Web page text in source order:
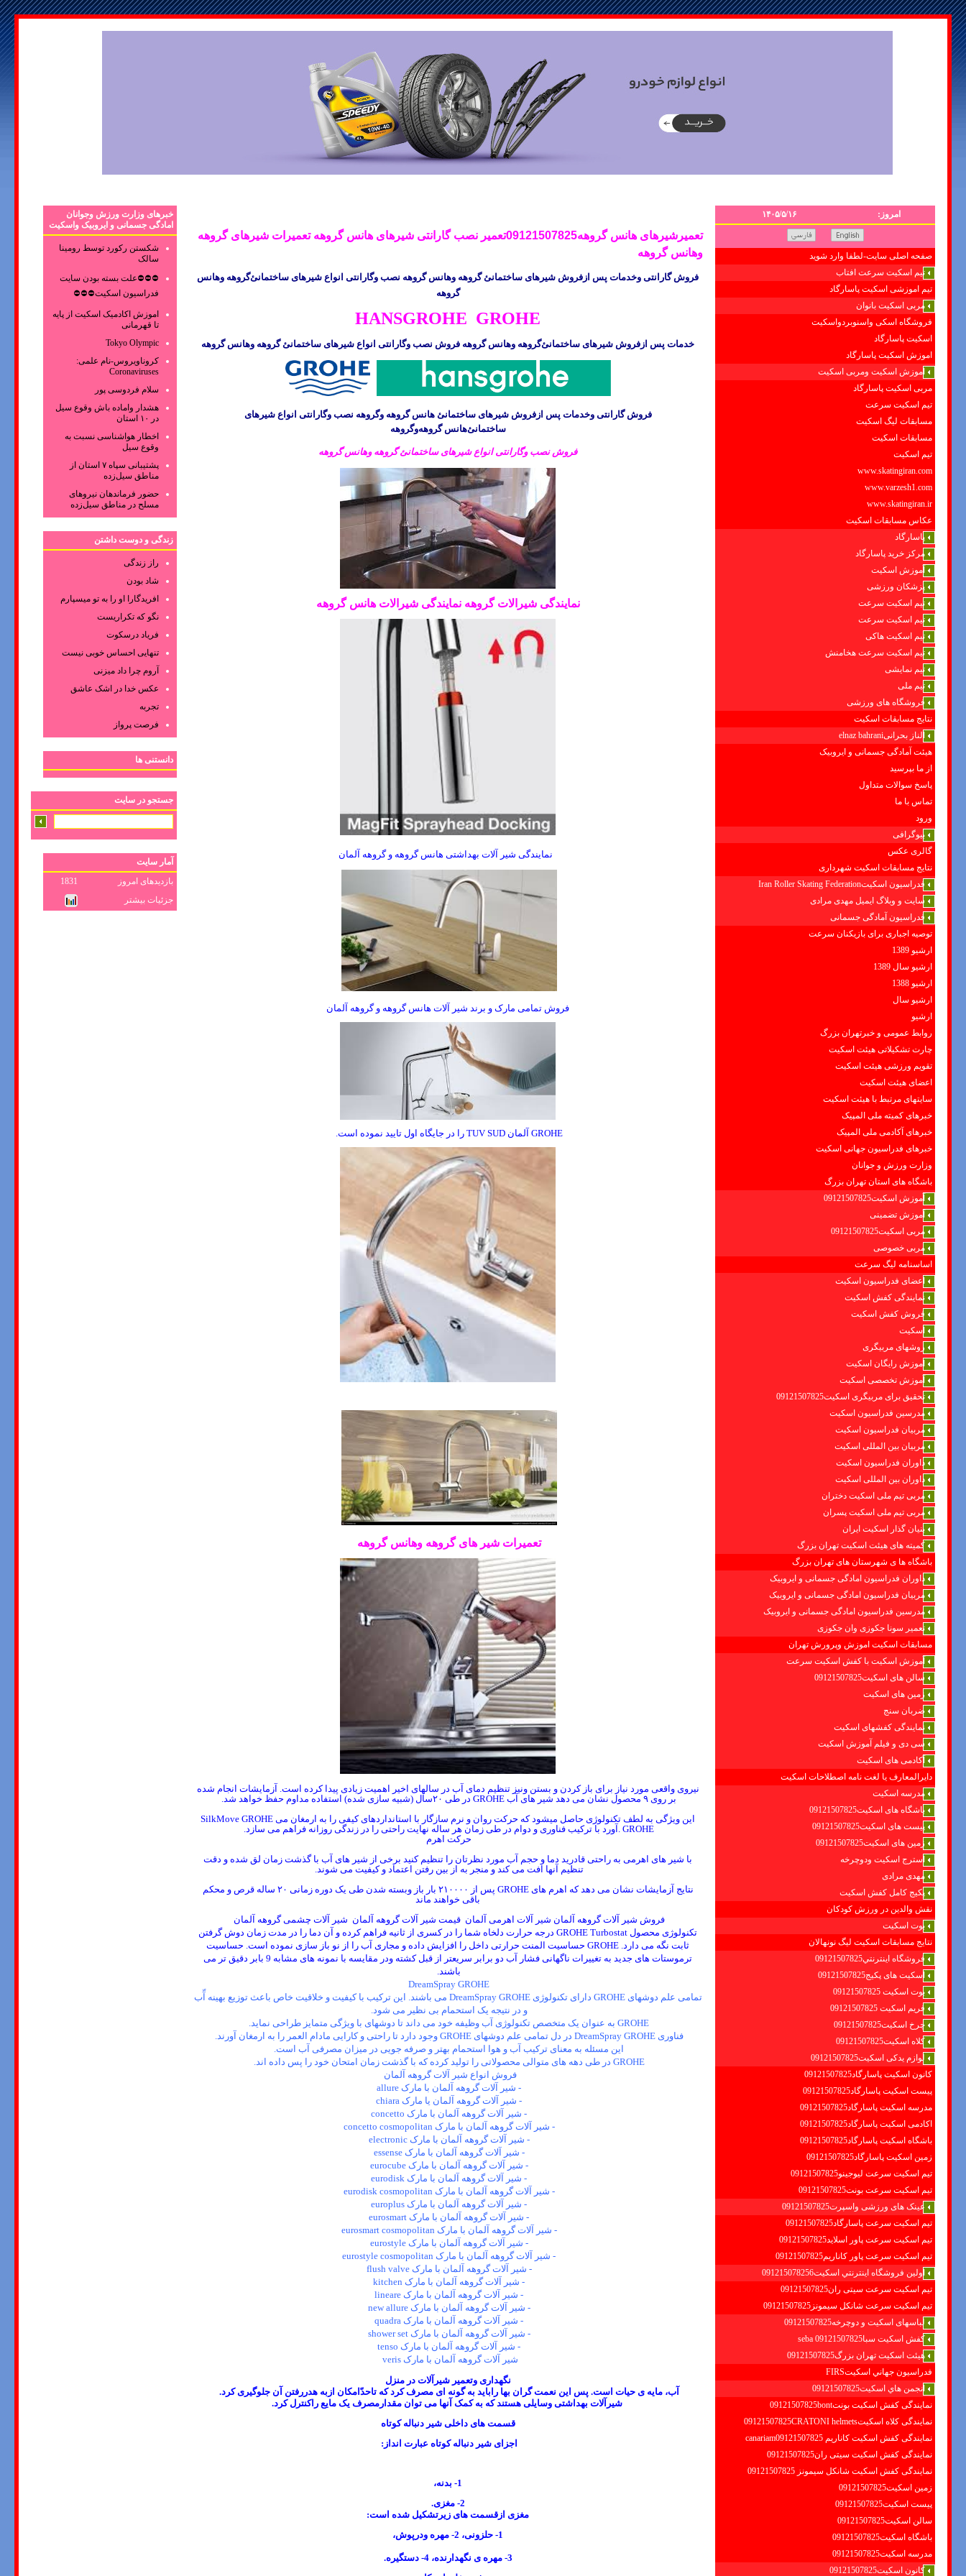
امروز: ۱۴۰۵/۵/۱۶
صفحه اصلی سایت-لطفا وارد شوید
تیم اسکیت سرعت افتاب
تیم اموزشی اسکیت پاسارگاد
مربی اسکیت بانوان
فروشگاه اسکی واسنوبردواسکیت
اسکیت پاسارگاد
اموزش اسکیت پاسارگاد
اموزش اسکیت ومربی اسکیت
مربی اسکیت پاسارگاد
تیم اسکیت سرعت
مسابقات لیگ اسکیت
مسابقات اسکیت
تیم اسکیت
www.skatingiran.com
www.varzesh1.com
www.skatingiran.ir
عکاس مسابقات اسکیت
پاسارگاد
مرکز خرید پاسارگاد
آموزش اسکیت
پزشکان ورزشی
تیم اسکیت سرعت
تیم اسکیت سرعت
تیم اسکیت هاکی
تیم اسکیت سرعت هخامنش
تیم نمایشی
تیم ملی
فروشگاه های ورزشی
نتایج مسابقات اسکیت
الناز بحرانیelnaz bahrani
هیئت آمادگی جسمانی و ایروبیک
از ما بپرسید
پاسخ سوالات متداول
تماس با ما
ورود
بیوگرافی
گالری عکس
نتایج مسابقات اسکیت شهرداری
فدراسیون اسکیتIran Roller Skating Federation
سایت و وبلاگ ایمیل مهدی مرادی
فدراسیون آمادگی جسمانی
توصیه اجباری برای بازیکنان سرعت
ارشیو 1389
ارشیو سال 1389
ارشیو 1388
ارشیو سال
ارشیو
روابط عمومی و خبرتهران بزرگ
چارت تشکیلاتی هیئت اسکیت
تقویم ورزشی هیئت اسکیت
اعضای هیئت اسکیت
سایتهای مرتبط با هیئت اسکیت
خبرهای کمیته ملی المپیک
خبرهای آکادمی ملی المپیک
خبرهای فدراسیون جهانی اسکیت
وزارت ورزش و جوانان
باشگاه های استان تهران بزرگ
آموزش اسکیت09121507825
آموزش تضمینی
مربی اسکیت09121507825
مربی خصوصی
اساسنامه لیگ سرعت
اعضای فدراسیون اسکیت
نمایندگی کفش اسکیت
فروش کفش اسکیت
اسکیت
روشهای مربیگری
اموزش رایگان اسکیت
آموزش تخصصی اسکیت
تحقیق برای مربیگری اسکیت09121507825
مدرسین فدراسیون اسکیت
مربیان فدراسیون اسکیت
مربیان بین المللی اسکیت
داوران فدراسیون اسکیت
داوران بین المللی اسکیت
مربی تیم ملی اسکیت دختران
مربی تیم ملی اسکیت پسران
بنیان گذار اسکیت ایران
کمیته های هیئت اسکیت تهران بزرگ
باشگاه ها ی شهرستان های تهران بزرگ
داوران فدراسیون امادگی جسمانی و ایروبیک
مربیان فدراسیون امادگی جسمانی و ایروبیک
مدرسین فدراسیون امادگی جسمانی و ایروبیک
تعمیر سونا جکوزی وان جکوزی
مسابقات اسکیت اموزش وپرورش تهران
آموزش اسکیت با کفش اسکیت سرعت
سالن های اسکیت09121507825
زمین های اسکیت
ضربان سنج
نمایندگی کفشهای اسکیت
سی دی و فیلم آموزش اسکیت
آکادمی های اسکیت
دایرالمعارف یا لغت نامه اصطلاحات اسکیت
مدرسه اسکیت
باشگاه های اسکیت09121507825
پیست های اسکیت09121507825
زمین های اسکیت09121507825
استرج اسکیت ودوچرخه
مهدی مرادی
پکیج کامل کفش اسکیت
نقش والدین در ورزش کودکان
بوت اسکیت
نتایج مسابقات اسکیت لیگ نونهالان
فروشگاه اينترنتي09121507825
اسکیت های پکیج09121507825
بوت اسکیت 09121507825
فریم اسکیت 09121507825
چرخ اسکیت09121507825
کلاه اسکیت09121507825
لوازم یدکی اسکیت09121507825
کانون اسکیت پاسارگاد09121507825
پیست اسکیت پاسارگاد09121507825
مدرسه اسکیت پاسارگاد09121507825
اکادمی اسکیت پاسارگاد09121507825
باشگاه اسکیت پاسارگاد09121507825
زمین اسکیت پاسارگاد09121507825
تیم اسکیت سرعت لیوجینو09121507825
تیم اسکیت سرعت بونت09121507825
عینک های ورزشی واسپرت09121507825
تیم اسکیت سرعت پاسارگاد09121507825
تیم اسکیت سرعت پاور اسلاید09121507825
تیم اسکیت سرعت پاور کاناریم09121507825
اولين فروشگاه اينترنتي اسكيت091215078256
تیم اسکیت سرعت سیتی ران09121507825
تیم اسکیت سرعت شانکل سیمونز09121507825
لباسهای اسکیت و دوچرخه09121507825
کفش اسکیت سبا09121507825 seba
هیئت اسکیت تهران بزرگ09121507825
فدراسيون جهاني اسكيتFIRS
انجمن هاي اسكيت09121507825
نمایندگی کفش اسکیت بونت09121507825bont
نمایندگی کلاه اسکیت09121507825CRATONI helmets
نمایندگی کفش اسکیت كاناريم canariam09121507825
نمایندگی کفش اسکیت سیتی ران09121507825
نمایندگی کفش اسکیت شانكل سيمونز 09121507825
زمین اسکیت09121507825
پیست اسکیت09121507825
سالن اسکیت09121507825
باشگاه اسکیت09121507825
مدرسه اسکیت09121507825
کانون اسکیت09121507825
تعمیرشیرهای هانس گروهه09121507825تعمیر نصب گارانتی شیرهای هانس گروهه تعمیرات شیرهای گروهه
وهانس گروهه
فروش گارانتی وخدمات پس ازفروش شیرهای ساختمانئگروهه وهانس گروهه نصب وگارانتی انواع شیرهای ساختمانئگروهه وهانس
گروهه
HANSGROHE GROHE
خدمات پس ازفروش شیرهای ساختمانئگروهه وهانس گروهه فروش نصب وگارانتی انواع شیرهای ساختمانئگروهه وهانس گروهه
فروش گارانتی وخدمات پس ازفروش شیرهای ساختمانئهانس گروهه وگروهه نصب وگارانتی انواع شیرهای
ساختمانئهانسگروههوگروهه
فروش نصب وگارانتی انواع شیرهای ساختمانئگروهه وهانس گروهه
نمایندگی شیرالات گروهه نمایندگی شیرالات هانس گروهه
نمایندگی شیر آلات بهداشتی هانس گروهه و گروهه آلمان
فروش تمامی مارک و برند شیر آلات هانس گروهه و گروهه آلمان
TUV SUD آلمان GROHE را در جایگاه اول تایید نموده است.
تعمیرات شیر های گروهه وهانس گروهه
نیروی واقعی مورد نیاز برای باز کردن و بستن ونیز تنظیم دمای آب در سالهای اخیر اهمیت زیادی پیدا کرده است. آزمایشات انجام شده
بر روی ۹ محصول نشان می دهد شیر های آب در طی ۲۰سال (شبیه سازی شده) استفاده مداوم حفظ خواهد شد.
این ویژگی به لطف تکنولوژی حاصل میشود که حرکت روان و نرم سازگار با استانداردهای کیفی را به ارمغان می
آورد . GROHE با ترکیب فناوری و دوام در طی زمان هر ساله نهایت راحتی را در زندگی روزانه فراهم می سازد.
حرکت اهرم
با شیر های اهرمی به راحتی قادرید دما و حجم آب مورد نظرتان را تنظیم کنید برخی از شیر های آب با گذشت زمان لق شده و دقت
تنظیم آنها افت می کند و منجر به از بین رفتن اعتماد و کیفیت می شوند.
نتایج آزمایشات نشان می دهد که اهرم های GROHE پس از ۲۱۰۰۰۰ بار باز وبسته شدن طی یک دوره زمانی ۲۰ ساله قرص و محکم
باقی خواهند ماند
فروش شیر آلات گروهه آلمان شیر آلات اهرمی آلمان قیمت شیر آلات گروهه آلمان شیر آلات چشمی گروهه آلمان
تکنولوژی محصول GROHE Turbostat درجه حرارت دلخاه شما را در کسری از ثانیه فراهم کرده و آن دما را در مدت زمان دوش گرفتن
ثابت نگه می دارد. GROHE حساسیت المنت حرارتی داخل را افزایش داده و مجاری آب را از نو باز سازی نموده است. حساسیت
ترموستات های جدید به تغییرات ناگهانی فشار آب دو برابر سریعتر از قبل کشته ودر مقایسه با نمونه های مشابه 9 بابر دقیق تر می
باشند.
DreamSpray GROHE
تمامی علم دوشهای GROHE دارای تکنولوژی DreamSpray GROHE می باشند. این ترکیب با کیفیت و خلاقیت خاص باعث توزیع بهینه آّب
و در نتیجه یک استحمام بی نظیر می شود.
GROHE به عنوان یک متخصص تکنولوژی آب وظیفه خود می داند تا دوشهای با ویژگی متمایز طراحی نماید.
فناوری DreamSpray GROHE در دل تمامی علم دوشهای GROHE وجود دارد تا راحتی و کارایی مادام العمر را به ارمغان آورند.
این مسئله به معنای ترکیب آب و هوا استحمام بهتر و صرفه جویی در میزان مصرفی آب است.
GROHE در طی دهه های متوالی محصولاتی را تولید کرده که با گذشت زمان امتحان خود را پس داده اند.
فروش انواع شیر آلات گروهه آلمان
- شیر آلات گروهه آلمان با مارک allure
- شیر آلات گروهه آلمان یا مارک chiara
- شیر آلات گروهه آلمان با مارک concetto
- شیر آلات گروهه آلمان با مارک concetto cosmopolitan
- شیر آلات گروهه آلمان با مارک electronic
- شیر آلات گروهه آلمان با مارک essense
- شیر آلات گروهه آلمان با مارک eurocube
- شیر آلات گروهه آلمان با مارک eurodisk
- شیر آلات گروهه آلمان با مارک eurodisk cosmopolitan
- شیر آلات گروهه آلمان با مارک europlus
- شیر آلات گروهه آلمان با مارک eurosmart
- شیر آلات گروهه آلمان با مارک eurosmart cosmopolitan
- شیر آلات گروهه آلمان با مارک eurostyle
- شیر آلات گروهه آلمان با مارک eurostyle cosmopolitan
- شیر آلات گروهه آلمان با مارک flush valve
- شیر آلات گروهه آلمان با مارک kitchen
- شیر آلات گروهه آلمان با مارک lineare
- شیر آلات گروهه آلمان با مارک new allure
- شیر آلات گروهه آلمان با مارک quadra
- شیر آلات گروهه آلمان با مارک shower set
- شیر آلات گروهه آلمان با مارک tenso
شیر آلات گروهه آلمان با مارک veris
نگهداری وتعمیر شیرآلات در منزل
آب، مایه ی حیات است. پس این نعمت گران بها راباید به گونه ای مصرف کرد که تاحدّامکان ازبه هدررفتن آن جلوگیری کرد.
شیرآلات بهداشتی وسایلی هستند که به کمک آنها می توان مقدارمصرف یک مایع راکنترل کرد.
قسمت های داخلی شیر دنباله کوتاه
اجزای شیر دنباله کوتاه عبارت انداز :
1- بدنه،
2- مغزی.
مغزی ازقسمت های زیرتشکیل شده است:
1- حلزونی، 2- مهره ودرپوش،
3- مهره ی نگهدارنده، 4- دستگیره
.
خبرهای وزارت ورزش وجوانان
امادگی جسمانی و ایروبیک واسکیت
شکستن رکورد توسط رومینا
سالک
⛔⛔⛔علت بسته بودن سایت
فدراسیون اسکیت⛔⛔⛔
اموزش اکادمیک اسکیت از پایه
تا قهرمانی
Tokyo Olympic
کروناویروس‌-نام علمی:
Coronaviruses
سلام فردوسی پور
هشدار واماده باش وقوع سیل
در ۱۰ استان
اخطار هواشناسی نسبت به
وقوع سیل
پشتیبانی سپاه ۷ استان از
مناطق سیل‌زده
حضور فرماندهان نیروهای
مسلح در مناطق سیل‌زده
زندگی و دوست داشتن
راز زندگی
شاد بودن
افریدگارا او را به تو میسپارم
نگو که تکراریست
فریاد درسکوت
تنهایی احساس خوبی نیست
آروم چرا داد میزنی
عکس‌ خدا در اشک‌ عاشق‌
تجربه
فرصت پرواز
دانستنی ها
جستجو در سایت
آمار سایت
بازدیدهای امروز
1831
جزئیات بیشتر